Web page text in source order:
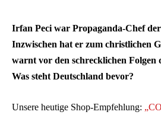
Irfan Peci war Propaganda-Chef
Inzwischen hat er zum christlichen
warnt vor den schrecklichen Folgen
Was steht Deutschland bevor?
Unsere heutige Shop-Empfehlung: